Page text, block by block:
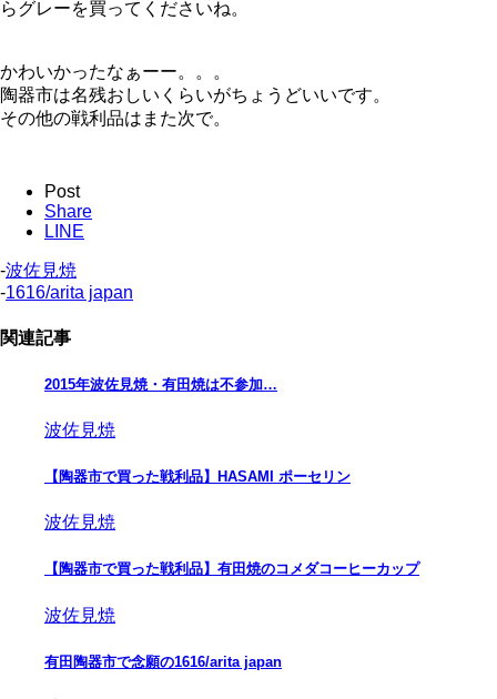
らグレーを買ってくださいね。
かわいかったなぁーー。。。
陶器市は名残おしいくらいがちょうどいいです。
その他の戦利品はまた次で。
Post
Share
LINE
-波佐見焼
-1616/arita japan
関連記事
2015年波佐見焼・有田焼は不参加…
波佐見焼
【陶器市で買った戦利品】HASAMI ポーセリン
波佐見焼
【陶器市で買った戦利品】有田焼のコメダコーヒーカップ
波佐見焼
有田陶器市で念願の1616/arita japan